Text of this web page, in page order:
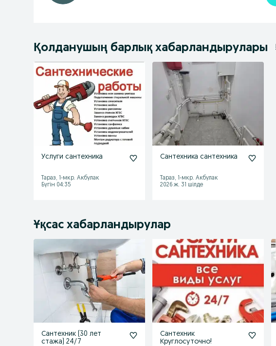
Қолданушың барлық хабарландырулары
Услуги сантехника
Тараз, 1-мкр. Акбулак
Бүгін 04:35
Сантехника сантехника
Тараз, 1-мкр. Акбулак
2026 ж. 31 шілде
Ұқсас хабарландырулар
Сантехник (30 лет
стажа) 24/7
Сантехник
Круглосуточно!